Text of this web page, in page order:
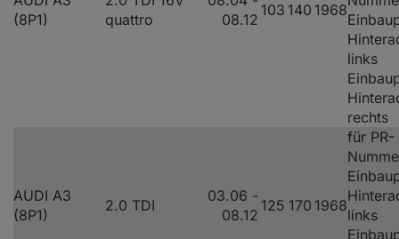
(8P1)
quattro
08.12
103 140 1968
links
rechts
AUDI A3
(8P1)
2.0 TDI
03.06 -
08.12
125 170 1968
für PR-
links